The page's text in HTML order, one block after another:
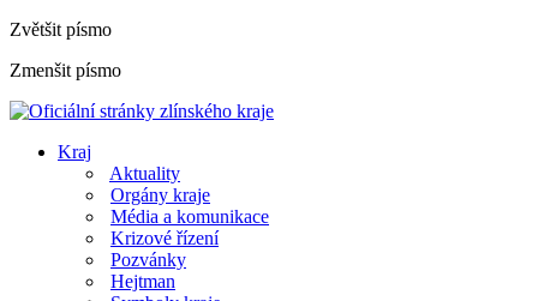
Zvětšit písmo
Zmenšit písmo
Kraj
Aktuality
Orgány kraje
Média a komunikace
Krizové řízení
Pozvánky
Hejtman